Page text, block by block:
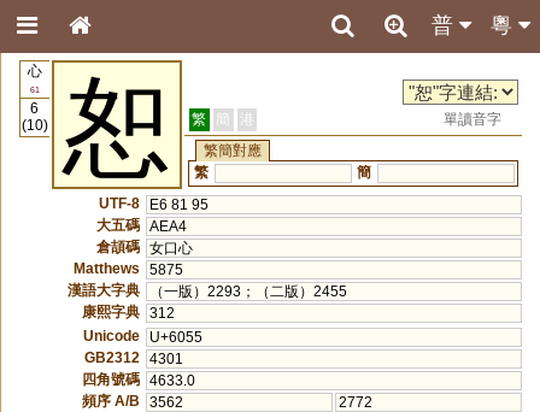
粵
普
心
61
6
(10)
恕 繁 簡 港
單讀音字
繁簡對應
繁
簡
UTF-8
E6 81 95
大五碼 AEA4
倉頡碼 女口心
Matthews
5875
漢語大字典
（一版）2293；（二版）2455
康熙字典 312
Unicode
U+6055
GB2312
4301
四角號碼 4633.0
頻序 A/B
3562
2772